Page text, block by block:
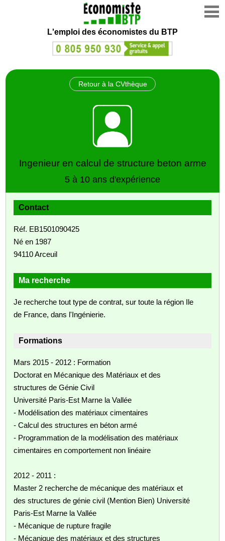
L'emploi des économistes du BTP
Retour à la CVthèque
Ingenieur en calcul de structure beton arme
5 à 10 ans d'expérience
Contact
Réf. EB1501090425
Né en 1987
94110 Arceuil
Ma recherche
Je recherche tout type de contrat, sur toute la région Ile
de France, dans l'Ingénierie.
Formations
Mars 2015 - 2012 : Formation
Doctorat en Mécanique des Matériaux et des
structures de Génie Civil
Université Paris-Est Marne la Vallée
- Modélisation des matériaux cimentaires
- Calcul des structures en béton armé
- Programmation de la modélisation des matériaux
cimentaires en comportement non linéaire
2012 - 2011 :
Master 2 recherche de mécanique des matériaux et
des structures de génie civil (Mention Bien) Université
Paris-Est Marne la Vallée
- Mécanique de rupture fragile
- Mécanique des matériaux et des structures